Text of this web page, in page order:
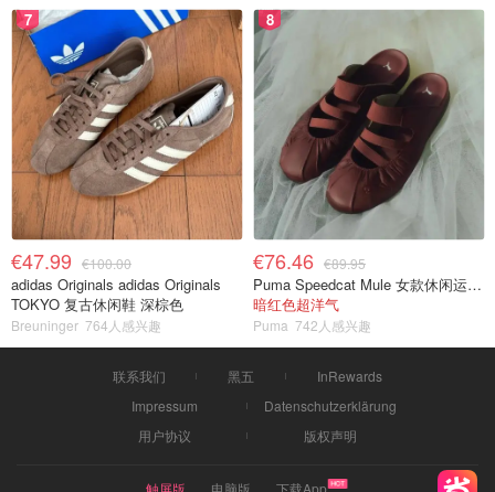
7
€47.99 €100.00
adidas Originals adidas Originals
TOKYO 复古休闲鞋 深棕色
Breuninger 764人感兴趣
8
€76.46 €89.95
Puma Speedcat Mule 女款休闲运动鞋
暗红色超洋气
Puma 742人感兴趣
联系我们 黑五
InRewards
Impressum
Datenschutzerklärung
用户协议
版权声明
触屏版 电脑版 下载App